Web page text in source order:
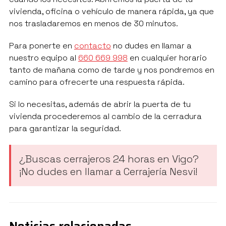
vivienda, oficina o vehículo de manera rápida, ya que
nos trasladaremos en menos de 30 minutos.
Para ponerte en contacto no dudes en llamar a
nuestro equipo al 660 669 998 en cualquier horario
tanto de mañana como de tarde y nos pondremos en
camino para ofrecerte una respuesta rápida.
Si lo necesitas, además de abrir la puerta de tu
vivienda procederemos al cambio de la cerradura
para garantizar la seguridad.
¿Buscas cerrajeros 24 horas en Vigo?
¡No dudes en llamar a Cerrajería Nesvi!